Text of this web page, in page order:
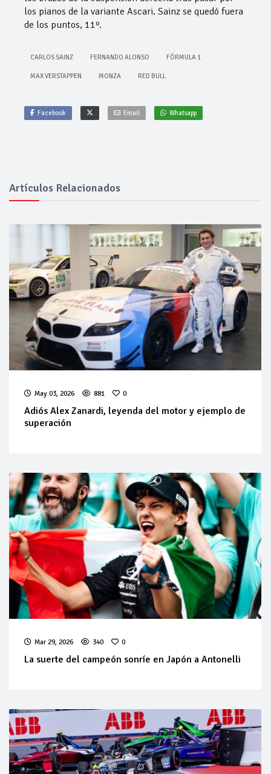
los pianos de la variante Ascari. Sainz se quedó fuera
de los puntos, 11º.
CARLOS SAINZ FERNANDO ALONSO FÓRMULA 1
MAX VERSTAPPEN MONZA RED BULL
Facebook Email Whatsapp
Artículos Relacionados
May 03, 2026 881 0
Adiós Alex Zanardi, leyenda del motor y ejemplo de
superación
Mar 29, 2026 340 0
La suerte del campeón sonríe en Japón a Antonelli